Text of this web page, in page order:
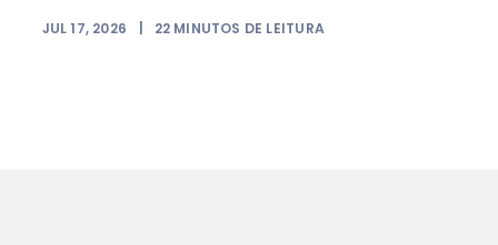
JUL 17, 2026 22 MINUTOS DE LEITURA